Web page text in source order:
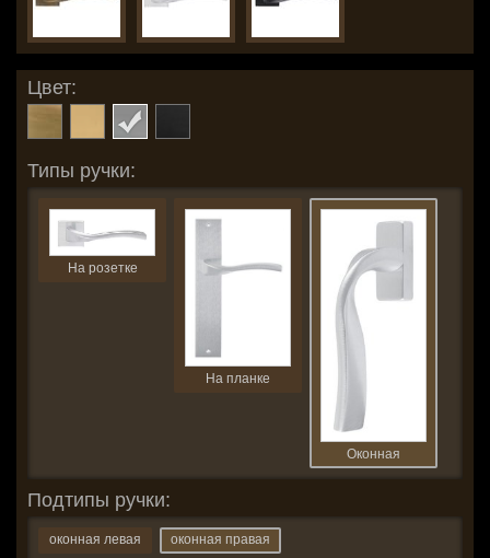
Цвет:
Типы ручки:
На розетке
На планке
Оконная
Подтипы ручки:
оконная левая оконная правая